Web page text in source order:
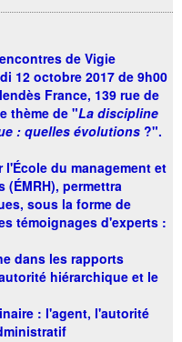
de Vigie
12 octobre 2017 de 9h00
France, 139 rue de
thème de "La discipline
: quelles évolutions?".
du management et
(ÉMRH), permettra
sous la forme de
témoignages d'experts :
dans les rapports
hiérarchique et le
: l'agent, l'autorité